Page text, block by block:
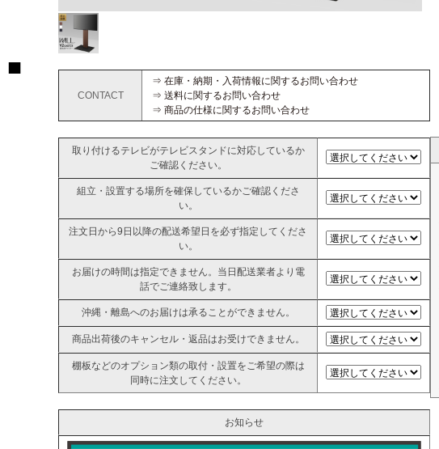
CONTACT
⇒ 在庫・納期・入荷情報に関するお問い合わせ
⇒ 送料に関するお問い合わせ
⇒ 商品の仕様に関するお問い合わせ
取り付けるテレビがテレビスタンドに対応しているか
ご確認ください。
組立・設置する場所を確保しているかご確認くださ
い。
注文日から9日以降の配送希望日を必ず指定してくださ
い。
お届けの時間は指定できません。当日配送業者より電
話でご連絡致します。
沖縄・離島へのお届けは承ることができません。
商品出荷後のキャンセル・返品はお受けできません。
棚板などのオプション類の取付・設置をご希望の際は
同時に注文してください。
お知らせ